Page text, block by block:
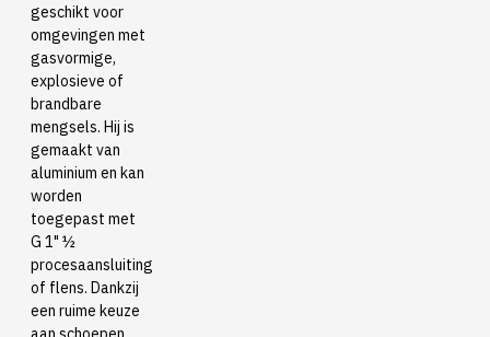
geschikt voor
omgevingen met
gasvormige,
explosieve of
brandbare
mengsels. Hij is
gemaakt van
aluminium en kan
worden
toegepast met
G 1" ½
procesaansluiting
of flens. Dankzij
een ruime keuze